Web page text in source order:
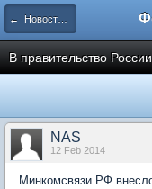
← Новости рынка недвижимости
В правительство
NAS
12 Feb 2014
Минкомсвязи РФ